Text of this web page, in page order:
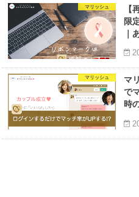
マリッシュ
【
限
｜
マリッシュ
マ
で
時